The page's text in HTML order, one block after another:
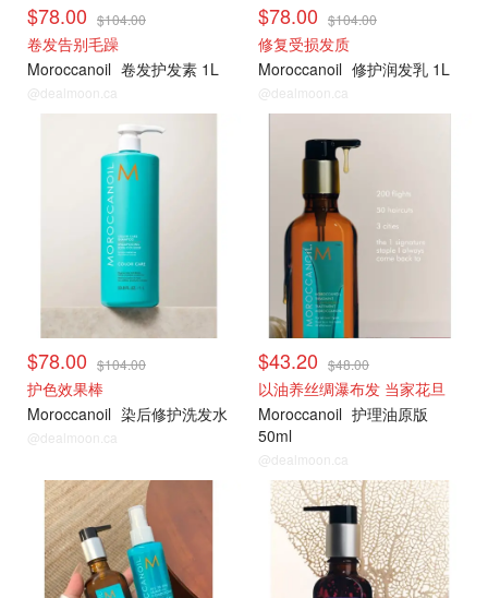
$78.00 $104.00
卷发告别毛躁
Moroccanoil 卷发护发素 1L
@dealmoon.ca
$78.00 $104.00
修复受损发质
Moroccanoil 修护润发乳 1L
@dealmoon.ca
$78.00 $104.00
护色效果棒
Moroccanoil 染后修护洗发水
@dealmoon.ca
$43.20 $48.00
以油养丝绸瀑布发 当家花旦
Moroccanoil 护理油原版
50ml
@dealmoon.ca
爆款9折薅 爆款9折薅